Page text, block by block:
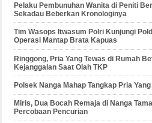
Pelaku Pembunuhan Wanita di Peniti
Sekadau Beberkan Kronologinya
Tim Wasops Itwasum Polri Kunjungi
Operasi Mantap Brata Kapuas
Ringgong, Pria Yang Tewas di Rumah
Kejanggalan Saat Olah TKP
Polsek Nanga Mahap Tangkap Pria
Miris, Dua Bocah Remaja di Nanga
Percobaan Pencurian